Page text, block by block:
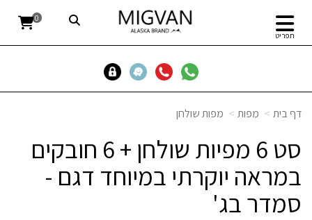
תפריט
0
דף בית מפות מפות שולחן
סט 6 מפיות שולחן + 6 חובקים
במראה יוקרתי במיוחד דגם -
סמדר בג'